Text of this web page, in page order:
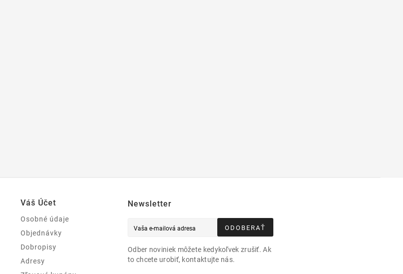
Váš Účet
Osobné údaje
Objednávky
Dobropisy
Adresy
Newsletter
ODOBERAŤ
Odber noviniek môžete kedykoľvek zrušiť. Ak
to chcete urobiť, kontaktujte nás.